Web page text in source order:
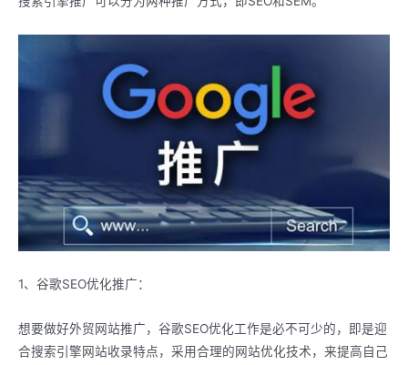
1、谷歌SEO优化推广：
想要做好外贸网站推广，谷歌SEO优化工作是必不可少的，即是迎
合搜索引擎网站收录特点，采用合理的网站优化技术，来提高自己